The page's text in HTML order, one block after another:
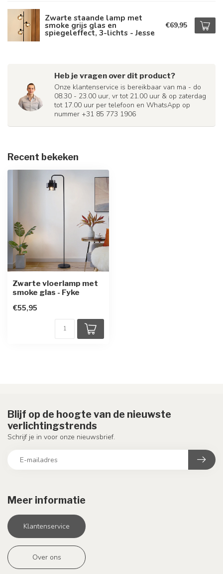
Zwarte staande lamp met
smoke grijs glas en
spiegeleffect, 3-lichts - Jesse
€69,95
Heb je vragen over dit product?
Onze klantenservice is bereikbaar van ma - do
08.30 - 23.00 uur, vr tot 21.00 uur & op zaterdag
tot 17.00 uur per telefoon en WhatsApp op
nummer +31 85 773 1906
Recent bekeken
Zwarte vloerlamp met
smoke glas - Fyke
€55,95
Meer informatie
Klantenservice
Over ons
Blijf op de hoogte van de nieuwste
verlichtingstrends
Schrijf je in voor onze nieuwsbrief.